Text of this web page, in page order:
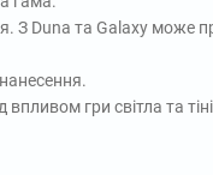
З Duna та Galaxy може
впливом гри світла та